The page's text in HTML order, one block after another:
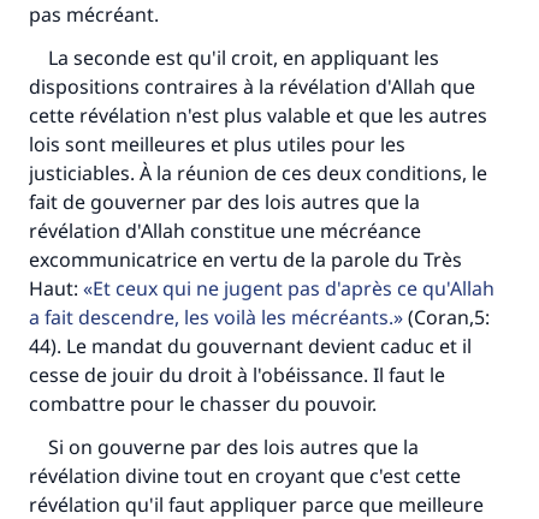
pas mécréant.
La seconde est qu'il croit, en appliquant les
dispositions contraires à la révélation d'Allah que
cette révélation n'est plus valable et que les autres
lois sont meilleures et plus utiles pour les
justiciables. À la réunion de ces deux conditions, le
fait de gouverner par des lois autres que la
révélation d'Allah constitue une mécréance
excommunicatrice en vertu de la parole du Très
Haut:
Et ceux qui ne jugent pas d'après ce qu'Allah
a fait descendre, les voilà les mécréants. (Coran,5:
44). Le mandat du gouvernant devient caduc et il
cesse de jouir du droit à l'obéissance. Il faut le
combattre pour le chasser du pouvoir.
Si on gouverne par des lois autres que la
révélation divine tout en croyant que c'est cette
révélation qu'il faut appliquer parce que meilleure
Faites une différence dans la vie de
millions de personnes grâce à votre
contribution
Aidez nous à apporter des réponses.
Le Messager d'Allah (Paix sur lui) a dit:
"Celui qui indique une bonne action obtient la
même récompense que celui qui le fait."
(MOUSLIM 1893)
Soutenez IslamQA